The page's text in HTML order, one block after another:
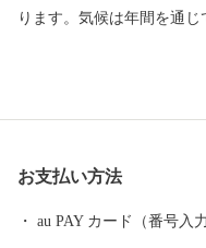
ります。気候は年間を通じ
温多湿な特徴をみせビワ
お支払い方法
au PAY カード（番号入